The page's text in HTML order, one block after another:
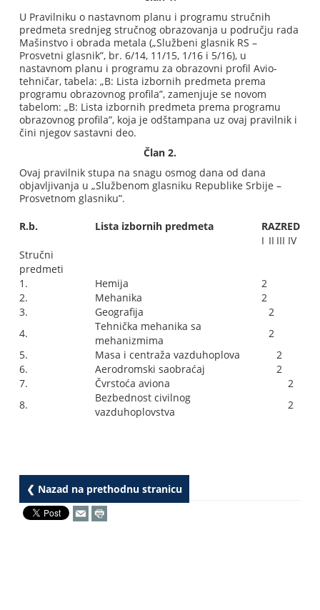
U Pravilniku o nastavnom planu i programu stručnih
predmeta srednjeg stručnog obrazovanja u području rada
Mašinstvo i obrada metala („Službeni glasnik RS –
Prosvetni glasnik”, br. 6/14, 11/15, 1/16 i 5/16), u
nastavnom planu i programu za obrazovni profil Avio-
tehničar, tabela: „B: Lista izbornih predmeta prema
programu obrazovnog profila”, zamenjuje se novom
tabelom: „B: Lista izbornih predmeta prema programu
obrazovnog profila”, koja je odštampana uz ovaj pravilnik i
čini njegov sastavni deo.
Član 2.
Ovaj pravilnik stupa na snagu osmog dana od dana
objavljivanja u „Službenom glasniku Republike Srbije –
Prosvetnom glasniku”.
R.b. Lista izbornih predmeta
RAZRED
I II III IV
Stručni
predmeti
1.
Hemija
2
2.
Mehanika
2
3.
Geografija
2
4.
Tehnička mehanika sa
mehanizmima
2
5.
Masa i centraža vazduhoplova
2
6.
Aerodromski saobraćaj
2
7.
Čvrstoća aviona
2
8.
Bezbednost civilnog
vazduhoplovstva
2
❮ Nazad na prethodnu stranicu